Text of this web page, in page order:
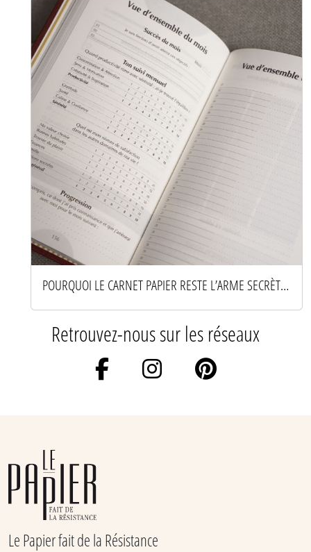
POURQUOI LE CARNET PAPIER RESTE L’ARME SECRÈTE DES ESPRITS PRODUCTIFS
Retrouvez-nous sur les réseaux
Le Papier fait de la Résistance